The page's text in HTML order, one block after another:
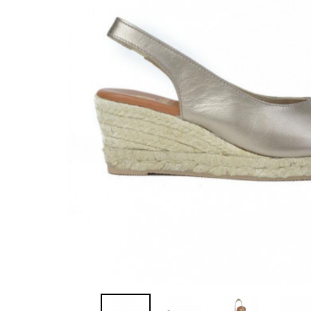
Javier Larrainza
Neosens
Pepe Jeans
Polo Ralph Lauren
Ralph Lauren
Sebago
Timberland
Tommy Hilfiger